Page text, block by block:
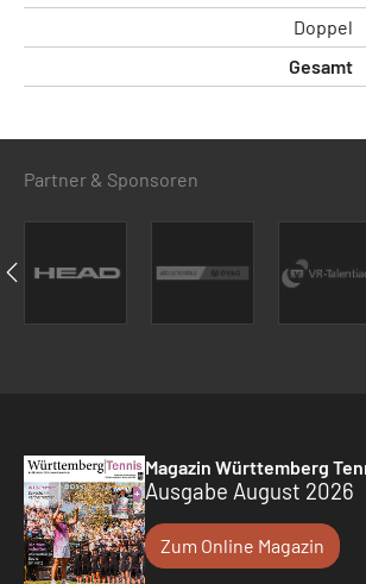
Doppel
Gesamt
Partner & Sponsoren
Magazin Württemberg
Ausgabe August 2026
Zum Online Magazin